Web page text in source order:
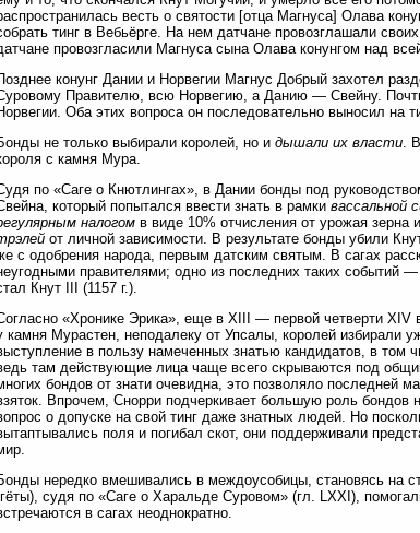
весть о святости [отца Магнуса] Олава
тинг в Вебьёрге. На нем датчане провозглашали
провозгласили Магнуса сына Олава конунгом над
конунг Дании и Норвегии Магнус Добрый захотел
Правителю, всю Норвегию, а Данию — Свейну.
Оба этих вопроса он последовательно выносил на
не только выбирали королей, но и дышали их власти .
с камня Мура.
по «Саге о Кнютлингах», в Дании бонды под
который попытался ввести знать в рамки вассальной
налогом в виде 10% отчисления от урожая зерна
от личной зависимости. В результате бонды убили
с одобрения народа, первым датским святым. В сагах
правителями; одно из последних таких событий
Кнут III (1157 г.).
«Хронике Эрика», еще в XIII — первой четверти
камня Мурастен, неподалеку от Упсалы, королей избирали
в пользу намеченных знатью кандидатов, в том
там действующие лица чаще всего скрываются под
бондов от знати очевидна, это позволяло последней
Впрочем, Снорри подчеркивает большую роль бондов
о допуске на свой тинг даже знатных людей. Но
поля и погибал скот, они поддерживали
нередко вмешивались в междоусобицы, становясь на
судя по «Саге о Харальде Суровом» (гл. LXXI),
в сагах неоднократно.